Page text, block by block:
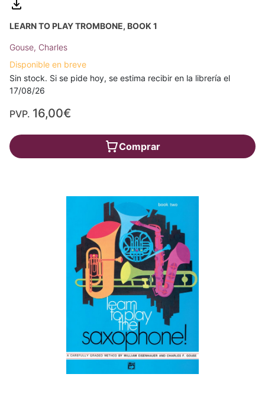
LEARN TO PLAY TROMBONE, BOOK 1
Gouse, Charles
Disponible en breve
Sin stock. Si se pide hoy, se estima recibir en la librería el
17/08/26
PVP. 16,00€
Comprar